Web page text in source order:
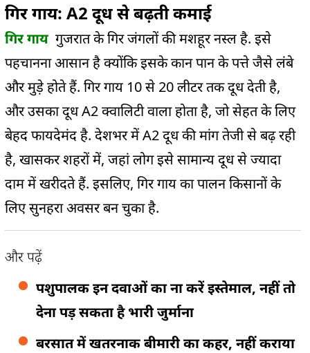
गिर गाय: A2 दूध से बढ़ती कमाई
गिर गाय गुजरात के गिर जंगलों की मशहूर नस्ल है. इसे
पहचानना आसान है क्योंकि इसके कान पान के पत्ते जैसे लंबे
और मुड़े होते हैं. गिर गाय 10 से 20 लीटर तक दूध देती है,
और उसका दूध A2 क्वालिटी वाला होता है, जो सेहत के लिए
बेहद फायदेमंद है. देशभर में A2 दूध की मांग तेजी से बढ़ रही
है, खासकर शहरों में, जहां लोग इसे सामान्य दूध से ज्यादा
दाम में खरीदते हैं. इसलिए, गिर गाय का पालन किसानों के
लिए सुनहरा अवसर बन चुका है.
और पढ़ें
पशुपालक इन दवाओं का ना करें इस्तेमाल, नहीं तो
देना पड़ सकता है भारी जुर्माना
बरसात में खतरनाक बीमारी का कहर, नहीं कराया